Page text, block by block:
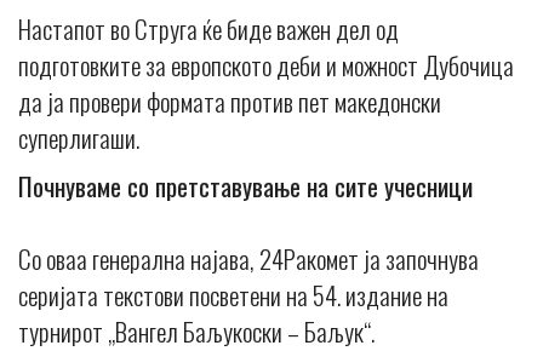
Настапот во Струга ќе биде важен дел од
подготовките за европското деби и можност Дубочица
да ја провери формата против пет македонски
суперлигаши.
Почнуваме со претставување на сите учесници
Со оваа генерална најава, 24Ракомет ја започнува
серијата текстови посветени на 54. издание на
турнирот „Вангел Баљукоски – Баљук“.